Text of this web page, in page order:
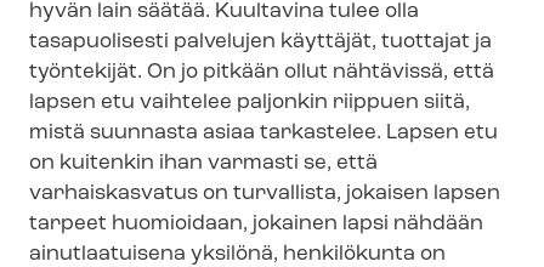
hyvän lain säätää. Kuultavina tulee olla
tasapuolisesti palvelujen käyttäjät, tuottajat ja
työntekijät. On jo pitkään ollut nähtävissä, että
lapsen etu vaihtelee paljonkin riippuen siitä,
mistä suunnasta asiaa tarkastelee. Lapsen etu
on kuitenkin ihan varmasti se, että
varhaiskasvatus on turvallista, jokaisen lapsen
tarpeet huomioidaan, jokainen lapsi nähdään
ainutlaatuisena yksilönä, henkilökunta on